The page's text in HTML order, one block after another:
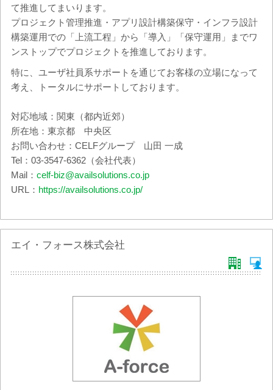
て推進してまいります。
プロジェクト管理推進・アプリ設計構築保守・インフラ設計
構築運用での「上流工程」から「導入」「保守運用」までワ
ンストップでプロジェクトを推進しております。
特に、ユーザ社員系サポートを通じてお客様の立場になって
考え、トータルにサポートしております。
対応地域：関東（都内近郊）
所在地：東京都 中央区
お問い合わせ：CELFグループ 山田 一成
Tel：03-3547-6362（会社代表）
Mail： celf-biz@availsolutions.co.jp
URL： https://availsolutions.co.jp/
エイ・フォース株式会社